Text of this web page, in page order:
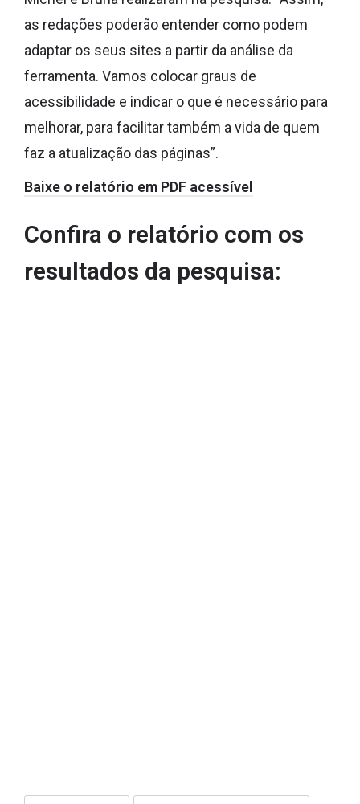
as redações poderão entender como podem
adaptar os seus sites a partir da análise da
ferramenta. Vamos colocar graus de
acessibilidade e indicar o que é necessário para
melhorar, para facilitar também a vida de quem
faz a atualização das páginas”.
Baixe o relatório em PDF acessível
Confira o relatório com os
resultados da pesquisa: